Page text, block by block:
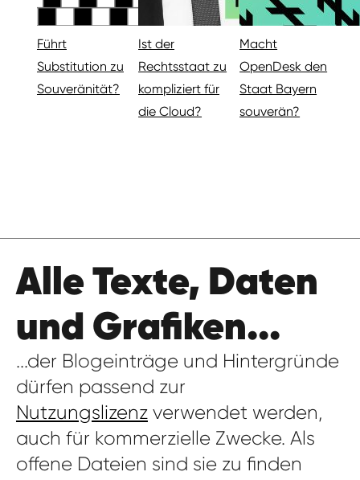
Führt
Substitution zu
Souveränität?
Ist der
Rechtsstaat zu
kompliziert für
die Cloud?
Macht
OpenDesk den
Staat Bayern
souverän?
Alle Texte, Daten
und Grafiken...
...der Blogeinträge und Hintergründe
dürfen passend zur
Nutzungslizenzverwendet werden,
auch für kommerzielle Zwecke. Als
offene Dateien sind sie zu finden